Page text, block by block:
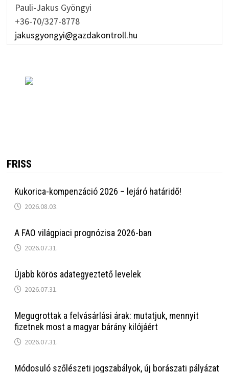
Pauli-Jakus Gyöngyi
+36-70/327-8778
jakusgyongyi@gazdakontroll.hu
FRISS
Kukorica-kompenzáció 2026 – lejáró határidő!
2026.08.03.
A FAO világpiaci prognózisa 2026-ban
2026.07.31.
Újabb körös adategyeztető levelek
2026.07.31.
Megugrottak a felvásárlási árak: mutatjuk, mennyit
fizetnek most a magyar bárány kilójáért
2026.07.31.
Módosuló szőlészeti jogszabályok, új borászati pályázat